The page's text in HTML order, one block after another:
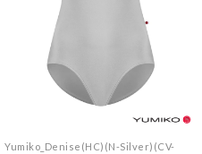
Yumiko_Denise(HC)(N-Silver)(CV-